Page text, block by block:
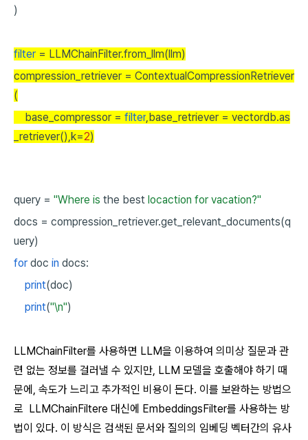
)
filter = LLMChainFilter.from_llm(llm)
compression_retriever = ContextualCompressionRetriever
(
base_compressor = filter,base_retriever = vectordb.as
_retriever(),k=2)
query = "Where is the best locaction for vacation?"
docs = compression_retriever.get_relevant_documents(q
uery)
for doc in docs:
print(doc)
print("\n")
LLMChainFilter를 사용하면 LLM을 이용하여 의미상 질문과 관
련 없는 정보를 걸러낼 수 있지만, LLM 모델을 호출해야 하기 때
문에, 속도가 느리고 추가적인 비용이 든다. 이를 보완하는 방법으
로 LLMChainFiltere 대신에 EmbeddingsFilter를 사용하는 방
법이 있다. 이 방식은 검색된 문서와 질의의 임베딩 벡터간의 유사